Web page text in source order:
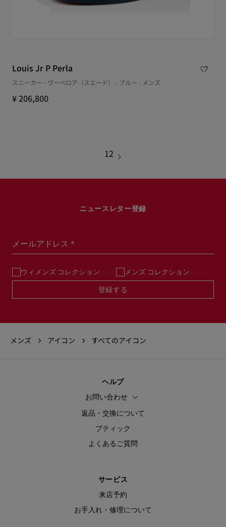
Louis Jr P Perla
スニーカー - ヴーベロア（スエード） - ブルー - メンズ
¥ 206,800
12
ニュースレター登録
メールアドレス＊
ウィメンズ コレクション メンズ コレクション
登録する
メンズ アイコン すべてのアイコン
ヘルプ
お問い合わせ
返品・交換について
ブティック
よくあるご質問
サービス
来店予約
お手入れ・修理について